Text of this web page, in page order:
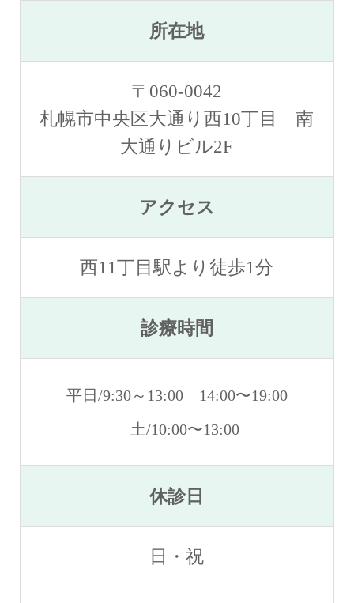
所在地
〒060-0042
札幌市中央区大通り西10丁目 南
大通りビル2F
アクセス
西11丁目駅より徒歩1分
診療時間
平日/9:30～13:00 14:00〜19:00
土/10:00〜13:00
休診日
日・祝